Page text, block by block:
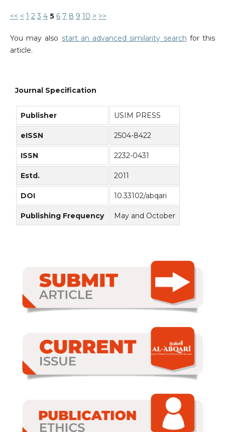
<< < 1 2 3 4 5 6 7 8 9 10 > >>
You may also start an advanced similarity search for this
article.
Journal Specification
Publisher USIM PRESS
eISSN 2504-8422
ISSN 2232-0431
Estd. 2011
DOI 10.33102/abqari
Publishing Frequency May and October